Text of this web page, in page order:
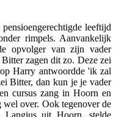
leeftijd
rimpels. Aanvankelijk
opvolger van zijn vader
zagen dit zo. Deze zei
Harry antwoordde 'ik zal
Bitter, dan kun je je vader
cursus zang in Hoorn en
wel over. Ook tegenover de
Langius uit Hoorn, stelde